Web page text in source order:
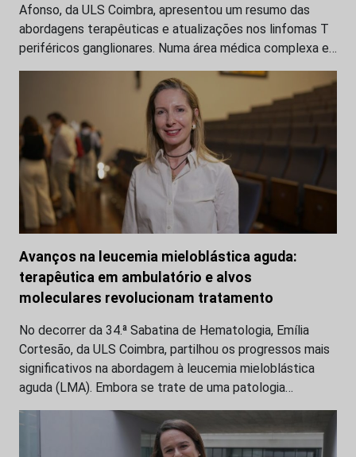
Afonso, da ULS Coimbra, apresentou um resumo das
abordagens terapêuticas e atualizações nos linfomas T
periféricos ganglionares. Numa área médica complexa e…
Avanços na leucemia mieloblástica aguda:
terapêutica em ambulatório e alvos
moleculares revolucionam tratamento
No decorrer da 34.ª Sabatina de Hematologia, Emília
Cortesão, da ULS Coimbra, partilhou os progressos mais
significativos na abordagem à leucemia mieloblástica
aguda (LMA). Embora se trate de uma patologia…